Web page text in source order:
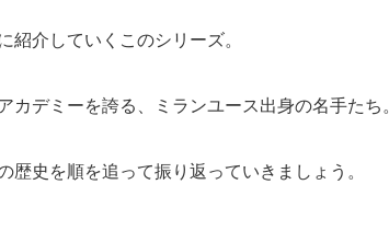
介していくこのシリーズ。
デミーを誇る、 ミランユース出身の名手たち。
史を順を追って振り返っていきましょう。